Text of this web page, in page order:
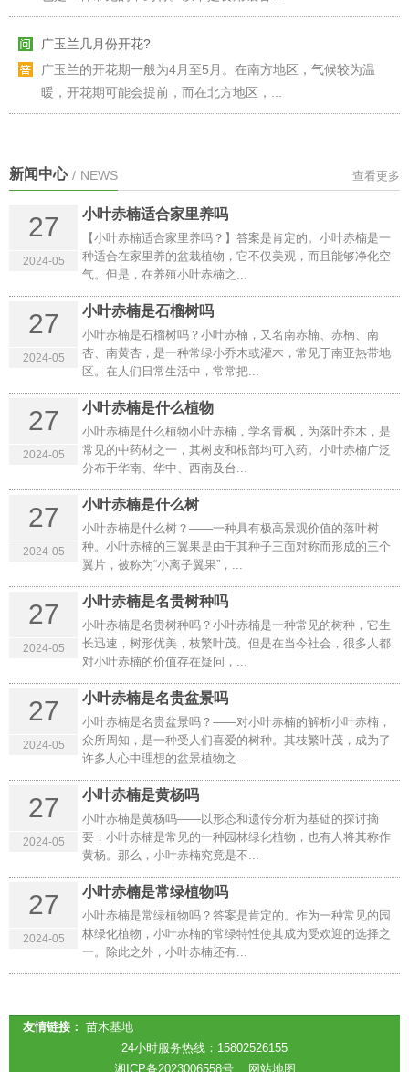
广玉兰几月份开花?
广玉兰的开花期一般为4月至5月。在南方地区，气候较为温
暖，开花期可能会提前，而在北方地区，...
毛冬青是什么植物？如何栽培？
现广泛种植于世界各地。它有着翠绿的叶...
广玉兰什么时候开花?
在南方地区，广玉兰会在3月到4月之间开花，花期约为3周左
右。而在北方地区，广玉兰的开花时间...
亮晶女贞耐晒吗?
亮晶女贞的耐晒程度较强，可以在充足阳光下生长，但在夏季
高温时需要注意遮阴，以避免过度晒伤。...
大叶女贞10公分的价格是多少?
大叶女贞的价格因大小而异。例如，10公分的大叶女贞售价为
190元，11公分的为230元，1...
亮晶女贞适合放院子吗?
亮晶女贞非常适合放在院子里，但需要注意光照、土壤和保暖
等方面的问题。如果您有足够的空间和条...
三角枫能嫁接红枫吗?如何嫁接?
三角枫可以嫁接红枫，这是因为它们属于同一科的植物。嫁接
是一种常见的植物繁殖方法，可以将两种...
查看更多
新闻中心 / NEWS
27
2024-05
小叶赤楠适合家里养吗
【小叶赤楠适合家里养吗？】答案是肯定的。小叶赤楠是一
种适合在家里养的盆栽植物，它不仅美观，而且能够净化空
气。但是，在养殖小叶赤楠之...
27
2024-05
小叶赤楠是石榴树吗
小叶赤楠是石榴树吗？小叶赤楠，又名南赤楠、赤楠、南
杏、南黄杏，是一种常绿小乔木或灌木，常见于南亚热带地
区。在人们日常生活中，常常把...
27
2024-05
小叶赤楠是什么植物
小叶赤楠是什么植物小叶赤楠，学名青枫，为落叶乔木，是
常见的中药材之一，其树皮和根部均可入药。小叶赤楠广泛
分布于华南、华中、西南及台...
27
2024-05
小叶赤楠是什么树
小叶赤楠是什么树？——一种具有极高景观价值的落叶树
种。小叶赤楠的三翼果是由于其种子三面对称而形成的三个
翼片，被称为“小离子翼果”，...
27
2024-05
小叶赤楠是名贵树种吗
小叶赤楠是名贵树种吗？小叶赤楠是一种常见的树种，它生
长迅速，树形优美，枝繁叶茂。但是在当今社会，很多人都
对小叶赤楠的价值存在疑问，...
27
2024-05
小叶赤楠是名贵盆景吗
小叶赤楠是名贵盆景吗？——对小叶赤楠的解析小叶赤楠，
众所周知，是一种受人们喜爱的树种。其枝繁叶茂，成为了
许多人心中理想的盆景植物之...
27
2024-05
小叶赤楠是黄杨吗
小叶赤楠是黄杨吗——以形态和遗传分析为基础的探讨摘
要：小叶赤楠是常见的一种园林绿化植物，也有人将其称作
黄杨。那么，小叶赤楠究竟是不...
27
2024-05
小叶赤楠是常绿植物吗
小叶赤楠是常绿植物吗？答案是肯定的。作为一种常见的园
林绿化植物，小叶赤楠的常绿特性使其成为受欢迎的选择之
一。除此之外，小叶赤楠还有...
友情链接： 苗木基地
24小时服务热线： 15802526155
湘ICP备2023006558号
网站地图